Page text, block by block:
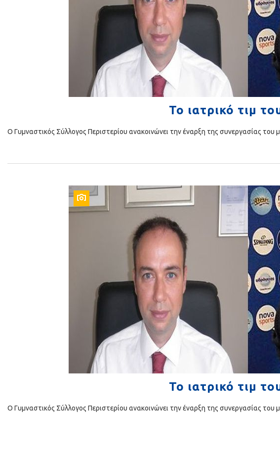
Το ιατρικό τιμ
Ο Γυμναστικός Σύλλογος Περιστερίου ανακοινώνει την έναρξη της συνεργασίας
Το ιατρικό τιμ
Ο Γυμναστικός Σύλλογος Περιστερίου ανακοινώνει την έναρξη της συνεργασίας